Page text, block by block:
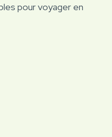
pour voyager en